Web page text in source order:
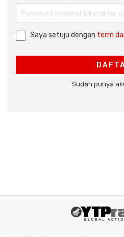
Saya setuju dengan term
Sudah punya